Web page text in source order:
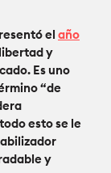
el año
y
Es uno
“de
esto se le
y